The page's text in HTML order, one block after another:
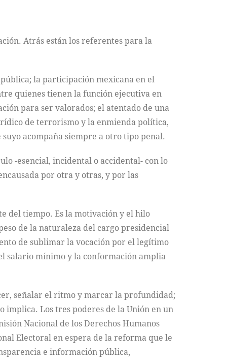
Atrás están los referentes para la
la participación mexicana en el
quienes tienen la función ejecutiva en
para ser valorados; el atentado de una
de terrorismo y la enmienda política,
acompaña siempre a otro tipo penal.
-esencial, incidental o accidental- con lo
por otra y otras, y por las
del tiempo. Es la motivación y el hilo
de la naturaleza del cargo presidencial
de sublimar la vocación por el legítimo
salario mínimo y la conformación amplia
señalar el ritmo y marcar la profundidad;
implica. Los tres poderes de la Unión en un
Nacional de los Derechos Humanos
Electoral en espera de la reforma que le
e información pública,